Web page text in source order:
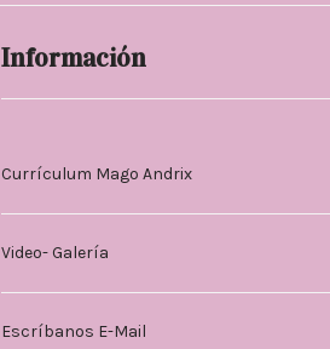
Información
Currículum Mago Andrix
Video- Galería
Escríbanos E-Mail